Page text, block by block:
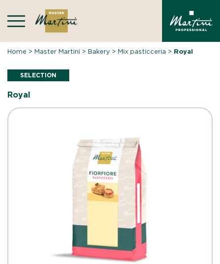
content
Home >Master Martini >Bakery >Mix pasticceria > Royal
SELECTION
Royal